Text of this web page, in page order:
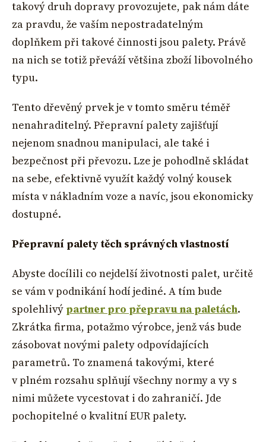
takový druh dopravy provozujete, pak nám dáte
za pravdu, že vaším nepostradatelným
doplňkem při takové činnosti jsou palety. Právě
na nich se totiž převáží většina zboží libovolného
typu.
Tento dřevěný prvek je v tomto směru téměř
nenahraditelný. Přepravní palety zajišťují
nejenom snadnou manipulaci, ale také i
bezpečnost při převozu. Lze je pohodlně skládat
na sebe, efektivně využít každý volný kousek
místa v nákladním voze a navíc, jsou ekonomicky
dostupné.
Přepravní palety těch správných vlastností
Abyste docílili co nejdelší životnosti palet, určitě
se vám v podnikání hodí jediné. A tím bude
spolehlivý partner pro přepravu na paletách.
Zkrátka firma, potažmo výrobce, jenž vás bude
zásobovat novými palety odpovídajících
parametrů. To znamená takovými, které
v plném rozsahu splňují všechny normy a vy s
nimi můžete vycestovat i do zahraničí. Jde
pochopitelné o kvalitní EUR palety.